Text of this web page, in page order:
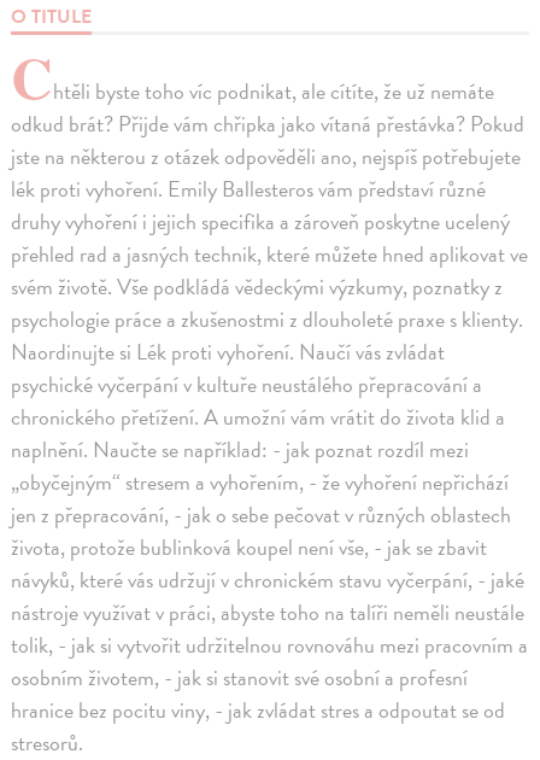
O TITULE
Chtěli byste toho víc podnikat, ale cítíte, že už nemáte
odkud brát? Přijde vám chřipka jako vítaná přestávka? Pokud
jste na některou z otázek odpověděli ano, nejspíš potřebujete
lék proti vyhoření. Emily Ballesteros vám představí různé
druhy vyhoření i jejich specifika a zároveň poskytne ucelený
přehled rad a jasných technik, které můžete hned aplikovat ve
svém životě. Vše podkládá vědeckými výzkumy, poznatky z
psychologie práce a zkušenostmi z dlouholeté praxe s klienty.
Naordinujte si Lék proti vyhoření. Naučí vás zvládat
psychické vyčerpání v kultuře neustálého přepracování a
chronického přetížení. A umožní vám vrátit do života klid a
naplnění. Naučte se například: - jak poznat rozdíl mezi
„obyčejným“ stresem a vyhořením, - že vyhoření nepřichází
jen z přepracování, - jak o sebe pečovat v různých oblastech
života, protože bublinková koupel není vše, - jak se zbavit
návyků, které vás udržují v chronickém stavu vyčerpání, - jaké
nástroje využívat v práci, abyste toho na talíři neměli neustále
tolik, - jak si vytvořit udržitelnou rovnováhu mezi pracovním a
osobním životem, - jak si stanovit své osobní a profesní
hranice bez pocitu viny, - jak zvládat stres a odpoutat se od
stresorů.